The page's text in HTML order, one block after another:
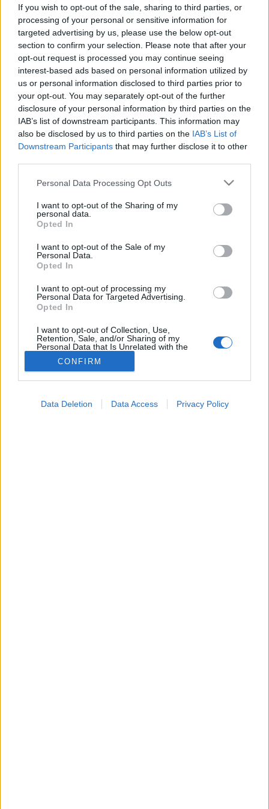
If you wish to opt-out of the sale, sharing to third parties, or
processing of your personal or sensitive information for
targeted advertising by us, please use the below opt-out
section to confirm your selection. Please note that after your
opt-out request is processed you may continue seeing
interest-based ads based on personal information utilized by
us or personal information disclosed to third parties prior to
your opt-out. You may separately opt-out of the further
disclosure of your personal information by third parties on the
IAB’s list of downstream participants. This information may
also be disclosed by us to third parties on the IAB’s List of
Downstream Participants that may further disclose it to other
Please note that this website/app uses one or more Google
not limited to your visit or usage behaviour. You may click to
grant or deny consent to Google and its third-party tags to
use your data for below specified purposes in below Google
consent section.
Personal Data Processing Opt Outs
I want to opt-out of the Sharing of my
personal data.
Opted In
I want to opt-out of the Sale of my
Personal Data.
Opted In
I want to opt-out of processing my
Personal Data for Targeted Advertising.
Opted In
I want to opt-out of Collection, Use,
Retention, Sale, and/or Sharing of my
Personal Data that Is Unrelated with the
Purposes for which it was collected.
Opted Out
CONFIRM
Data Deletion Data Access Privacy Policy
Hírek
2024. augusztus 01. 17:49